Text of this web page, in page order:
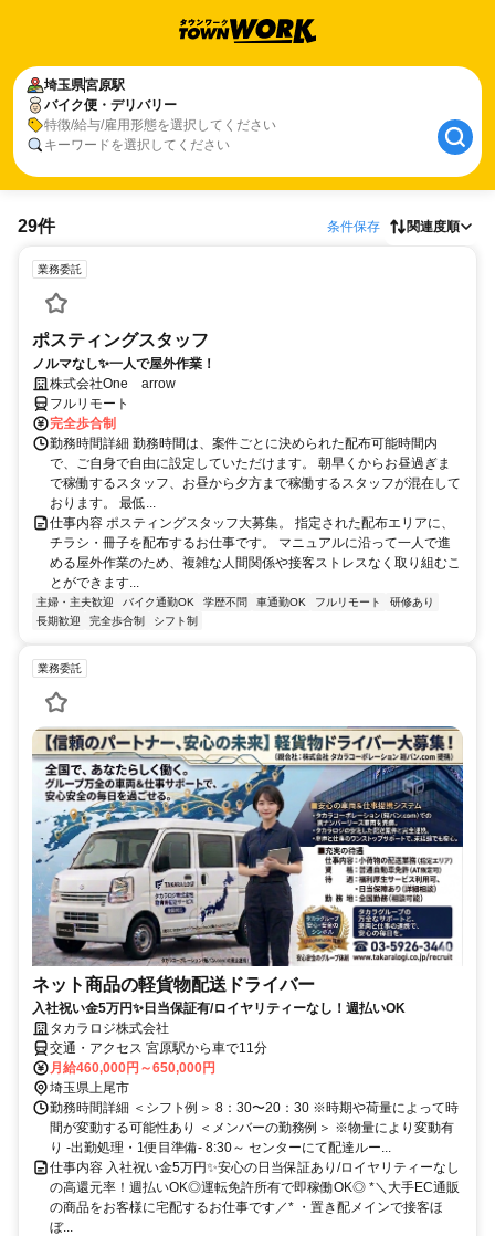
埼玉県宮原駅
バイク便・デリバリー
特徴/給与/雇用形態を選択してください
キーワードを選択してください
29件 条件保存 関連度順
業務委託
ポスティングスタッフ
ノルマなし✨一人で屋外作業！
株式会社One arrow
フルリモート
完全歩合制
勤務時間詳細 勤務時間は、案件ごとに決められた配布可能時間内
で、ご自身で自由に設定していただけます。 朝早くからお昼過ぎま
で稼働するスタッフ、お昼から夕方まで稼働するスタッフが混在して
おります。 最低...
仕事内容 ポスティングスタッフ大募集。 指定された配布エリアに、
チラシ・冊子を配布するお仕事です。 マニュアルに沿って一人で進
める屋外作業のため、複雑な人間関係や接客ストレスなく取り組むこ
とができます...
主婦・主夫歓迎 バイク通勤OK 学歴不問 車通勤OK フルリモート
研修あり
長期歓迎
完全歩合制 シフト制
業務委託
ネット商品の軽貨物配送ドライバー
入社祝い金5万円✨日当保証有/ロイヤリティーなし！週払いOK
タカラロジ株式会社
交通・アクセス 宮原駅から車で11分
月給460,000円～650,000円
埼玉県上尾市
勤務時間詳細 ＜シフト例＞ 8：30〜20：30 ※時期や荷量によって時
間が変動する可能性あり ＜メンバーの勤務例＞ ※物量により変動有
り -出勤処理・1便目準備- 8:30～ センターにて配達ルー...
仕事内容 入社祝い金5万円✨安心の日当保証あり/ロイヤリティーなし
の高還元率！週払いOK◎運転免許所有で即稼働OK◎ *＼大手EC通販
の商品をお客様に宅配するお仕事です／* ・置き配メインで接客ほ
ぼ...